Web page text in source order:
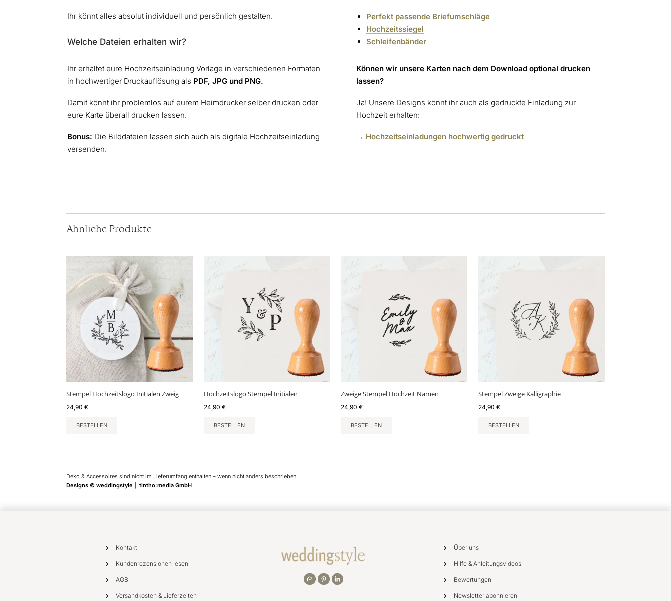
Ihr könnt alles absolut individuell und persönlich gestalten.
Welche Dateien erhalten wir?
Ihr erhaltet eure Hochzeitseinladung Vorlage in verschiedenen Formaten
in hochwertiger Druckauflösung als PDF, JPG und PNG.
Damit könnt ihr problemlos auf eurem Heimdrucker selber drucken oder
eure Karte überall drucken lassen.
Bonus: Die Bilddateien lassen sich auch als digitale Hochzeitseinladung
versenden.
Perfekt passende Briefumschläge
Hochzeitssiegel
Schleifenbänder
Können wir unsere Karten nach dem Download optional drucken
lassen?
Ja! Unsere Designs könnt ihr auch als gedruckte Einladung zur
Hochzeit erhalten:
→ Hochzeitseinladungen hochwertig gedruckt
Ähnliche Produkte
Stempel Hochzeitslogo Initialen Zweig
24,90 €
BESTELLEN
Hochzeitslogo Stempel Initialen
24,90 €
BESTELLEN
Zweige Stempel Hochzeit Namen
24,90 €
BESTELLEN
Stempel Zweige Kalligraphie
24,90 €
BESTELLEN
Deko & Accessoires sind nicht im Lieferumfang enthalten – wenn nicht anders beschrieben
Designs © weddingstyle | tintho:media GmbH
Kontakt
Kundenrezensionen lesen
AGB
Versandkosten & Lieferzeiten
Über uns
Hilfe & Anleitungsvideos
Bewertungen
Newsletter abonnieren